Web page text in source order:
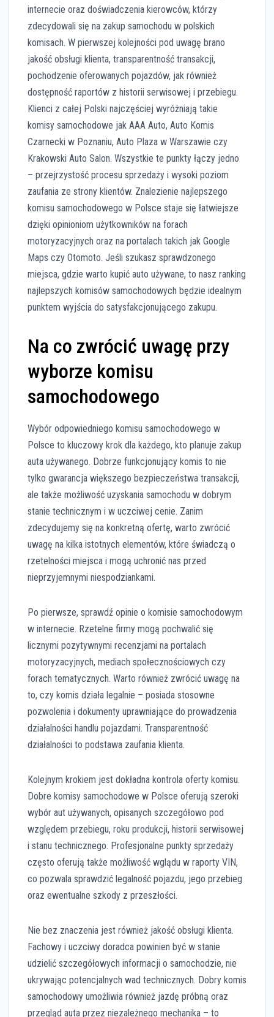
internecie oraz doświadczenia kierowców, którzy
zdecydowali się na zakup samochodu w polskich
komisach. W pierwszej kolejności pod uwagę brano
jakość obsługi klienta, transparentność transakcji,
pochodzenie oferowanych pojazdów, jak również
dostępność raportów z historii serwisowej i przebiegu.
Klienci z całej Polski najczęściej wyróżniają takie
komisy samochodowe jak AAA Auto, Auto Komis
Czarnecki w Poznaniu, Auto Plaza w Warszawie czy
Krakowski Auto Salon. Wszystkie te punkty łączy jedno
– przejrzystość procesu sprzedaży i wysoki poziom
zaufania ze strony klientów. Znalezienie najlepszego
komisu samochodowego w Polsce staje się łatwiejsze
dzięki opinioniom użytkowników na forach
motoryzacyjnych oraz na portalach takich jak Google
Maps czy Otomoto. Jeśli szukasz sprawdzonego
miejsca, gdzie warto kupić auto używane, to nasz ranking
najlepszych komisów samochodowych będzie idealnym
punktem wyjścia do satysfakcjonującego zakupu.
Na co zwrócić uwagę przy
wyborze komisu
samochodowego
Wybór odpowiedniego komisu samochodowego w
Polsce to kluczowy krok dla każdego, kto planuje zakup
auta używanego. Dobrze funkcjonujący komis to nie
tylko gwarancja większego bezpieczeństwa transakcji,
ale także możliwość uzyskania samochodu w dobrym
stanie technicznym i w uczciwej cenie. Zanim
zdecydujemy się na konkretną ofertę, warto zwrócić
uwagę na kilka istotnych elementów, które świadczą o
rzetelności miejsca i mogą uchronić nas przed
nieprzyjemnymi niespodziankami.
Po pierwsze, sprawdź opinie o komisie samochodowym
w internecie. Rzetelne firmy mogą pochwalić się
licznymi pozytywnymi recenzjami na portalach
motoryzacyjnych, mediach społecznościowych czy
forach tematycznych. Warto również zwrócić uwagę na
to, czy komis działa legalnie – posiada stosowne
pozwolenia i dokumenty uprawniające do prowadzenia
działalności handlu pojazdami. Transparentność
działalności to podstawa zaufania klienta.
Kolejnym krokiem jest dokładna kontrola oferty komisu.
Dobre komisy samochodowe w Polsce oferują szeroki
wybór aut używanych, opisanych szczegółowo pod
względem przebiegu, roku produkcji, historii serwisowej
i stanu technicznego. Profesjonalne punkty sprzedaży
często oferują także możliwość wglądu w raporty VIN,
co pozwala sprawdzić legalność pojazdu, jego przebieg
oraz ewentualne szkody z przeszłości.
Nie bez znaczenia jest również jakość obsługi klienta.
Fachowy i uczciwy doradca powinien być w stanie
udzielić szczegółowych informacji o samochodzie, nie
ukrywając potencjalnych wad technicznych. Dobry komis
samochodowy umożliwia również jazdę próbną oraz
przegląd auta przez niezależnego mechanika – to